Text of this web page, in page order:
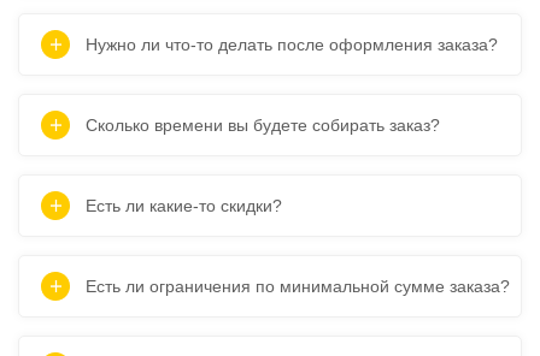
Нужно ли что-то делать после оформления заказа?
Сколько времени вы будете собирать заказ?
Есть ли какие-то скидки?
Есть ли ограничения по минимальной сумме заказа?